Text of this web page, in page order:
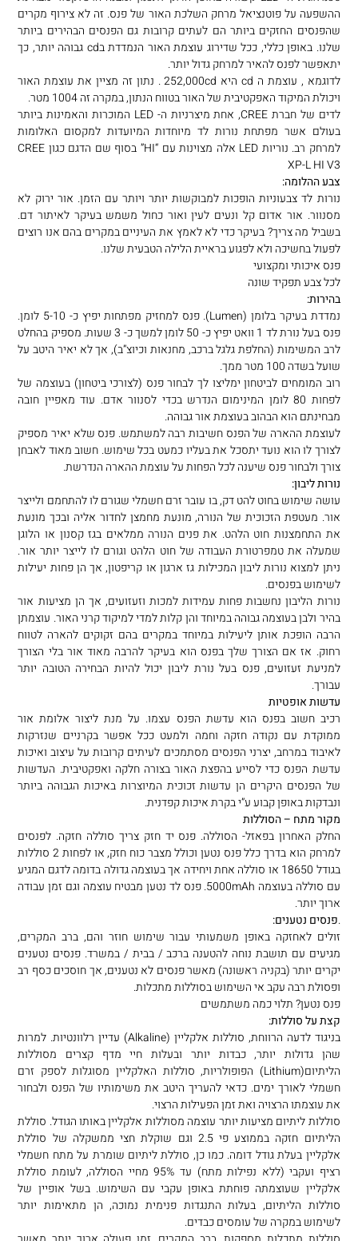
ההשפעה על פוטנציאל מרחק השלכת האור של פנס. זה לא צירוף מקרים
שהפנסים החזקים ביותר הם לעתים קרובות גם הפנסים הבהירים ביותר
שלנו. באופן כללי, ככל שדירוג עוצמת האור הנמדדת בcd גבוהה יותר, כך
יתאפשר לפנס להאיר למרחק גדול יותר.
לדוגמא , עוצמת ה cd היא 252,000cd . נתון זה מציין את עוצמת האור
ויכולת המיקוד האפקטיבית של האור בטווח הנתון, במקרה זה 1004 מטר.
לדים של חברת CREE, אחת מיצרניות ה- LED המוכרות והאמינות ביותר
בעולם אשר מפתחת נורות לד מיוחדות המיועדות למקסום האלומות
למרחק רב. נוריות LED אלה מצוינות עם “HI” בסוף שם הדגם כגון CREE
XP-L HI V3
צבע ההלומה:
נורות לד צבעוניות הופכות למבוקשות יותר ויותר עם הזמן. אור ירוק לא
מסנוור. אור אדום קל ונעים לעין ואור כחול משמש בעיקר לאיתור דם.
בשביל מה צריך? בעיקר כדי לא לאמץ את העיניים במקרים בהם אנו רוצים
לפעול בחשיכה ולא לפגוע בראיית הלילה הטבעית שלנו.
פנס איכותי ומקצועי
לכל צבע תפקיד שונה
בהירות:
נמדדת בעיקר בלומן (Lumen). פנס למחזיק מפתחות יפיץ כ- 5-10 לומן.
פנס בעל נורת לד 1 וואט יפיץ כ- 50 לומן למשך כ- 3 שעות. מספיק בהחלט
לרב המשימות (החלפת גלגל ברכב, מחנאות וכיוצ”ב), אך לא יאיר היטב על
שועל בשדה 100 מטר ממך.
רוב המומחים לביטחון ימליצו לך לבחור פנס (לצורכי ביטחון) בעוצמה של
לפחות 80 לומן המינימום הנדרש בכדי לסנוור אדם. עוד מאפיין חובה
מבחינתם הוא הבהוב בעוצמת אור גבוהה.
לעוצמת ההארה של הפנס חשיבות רבה למשתמש. פנס שלא יאיר מספיק
לצורך לו הוא נועד יתסכל את בעליו כמעט בכל שימוש. חשוב מאוד לאבחן
צורך ולבחור פנס שיענה לכל הפחות על עוצמת ההארה הנדרשת.
נורות ליבון:
עושה שימוש בחוט להט דק, בו עובר זרם חשמלי שגורם לו להתחמם ולייצר
אור. מעטפת הזכוכית של הנורה, מונעת מחמצן לחדור אליה ובכך מונעת
את התחמצנות חוט הלהט. את פנים הנורה ממלאים בגז קסנון או הלוגן
שמעלה את טמפרטורת העבודה של חוט הלהט וגורם לו לייצר יותר אור.
ניתן למצוא נורות ליבון המכילות גז ארגון או קריפטון, אך הן פחות יעילות
לשימוש בפנסים.
נורות הליבון נחשבות פחות עמידות למכות וזעזועים, אך הן מציעות אור
בהיר ולבן בעוצמה גבוהה במיוחד והן קלות למדי למיקוד קרני האור. עוצמתן
הרבה הופכת אותן ליעילות במיוחד במקרים בהם זקוקים להארה לטווח
רחוק. אז אם הצורך שלך בפנס הוא בעיקר להרבה מאוד אור בלי הצורך
למניעת זעזועים, פנס בעל נורת ליבון יכול להיות הבחירה הטובה יותר
עבורך.
עדשות אופטיות
רכיב חשוב בפנס הוא עדשת הפנס עצמו. על מנת ליצור אלומת אור
ממוקדת עם נקודה חזקה וחמה ולמעט ככל אפשר בקרניים שנזרקות
לאיבוד במרחב, יצרני הפנסים מסתמכים לעיתים קרובות על עיצוב ואיכות
עדשת הפנס כדי לסייע בהפצת האור בצורה חלקה ואפקטיבית. העדשות
של הפנסים היקרים הן עדשות זכוכית המיוצרות באיכות הגבוהה ביותר
ונבדקות באופן קבוע ע”י בקרת איכות קפדנית.
מקור מתח – הסוללות
החלק האחרון בפאזל- הסוללה. פנס יד חזק צריך סוללה חזקה. לפנסים
למרחק הוא בדרך כלל פנס נטען וכולל מצבר כוח חזק, או לפחות 2 סוללות
בגודל 18650 או סוללה אחת ויחידה אך בעוצמה גדולה בדומה לדגם המגיע
עם סוללה בעוצמה 5000mAh. פנס לד נטען מבטיח עוצמה וגם זמן עבודה
ארוך יותר.
.פנסים נטענים:
זולים לאחזקה באופן משמעותי עבור שימוש חוזר והם, ברב המקרים,
מגיעים עם תושבת נוחה להטענה ברכב / בבית / במשרד. פנסים נטענים
יקרים יותר (בקניה ראשונה) מאשר פנסים לא נטענים, אך חוסכים כסף רב
ופסולת רבה עקב אי השימוש בסוללות מתכלות.
פנס נטען? תלוי כמה משתמשים
קצת על סוללות:
בניגוד לדעה הרווחת, סוללות אלקליין (Alkaline) עדיין רלוונטיות. למרות
שהן גדולות יותר, כבדות יותר ובעלות חיי מדף קצרים מסוללות
הליתיום(Lithium) הפופולריות, סוללות האלקליין מסוגלות לספק זרם
חשמלי לאורך ימים. כדאי להעריך היטב את משימותיו של הפנס ולבחור
את עוצמתו הרצויה ואת זמן הפעילות הרצוי.
סוללות ליתיום מציעות יותר עוצמה מסוללות אלקליין באותו הגודל. סוללת
הליתיום חזקה בממוצע פי 2.5 וגם שוקלת חצי ממשקלה של סוללת
אלקליין בעלת גודל דומה. כמו כן, סוללת ליתיום שומרת על מתח חשמלי
רציף ועקבי (ללא נפילות מתח) עד 95% מחיי הסוללה, לעומת סוללת
אלקליין שעוצמתה פוחתת באופן עקבי עם השימוש. בשל אופיין של
סוללות הליתיום, בעלות התנגדות פנימית נמוכה, הן מתאימות יותר
לשימוש במקרה של עומסים כבדים.